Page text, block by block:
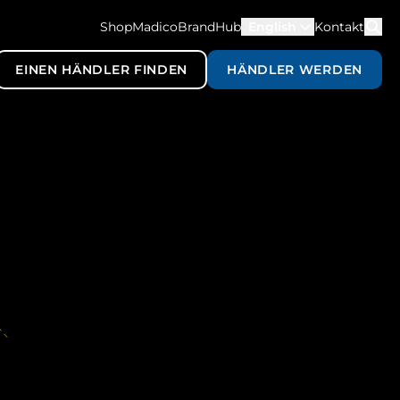
ShopMadicoBrandHub Kontakt
EINEN HÄNDLER FINDEN HÄNDLER WERDEN